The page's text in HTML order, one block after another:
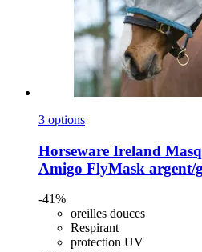
3 options
Horseware Ireland
Amigo FlyMask argent/
-41%
oreilles douces
Respirant
protection UV